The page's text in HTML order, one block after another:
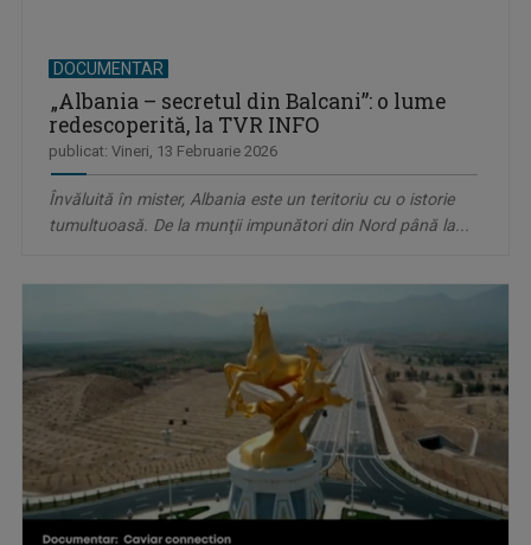
DOCUMENTAR
„Albania – secretul din Balcani”: o lume
redescoperită, la TVR INFO
publicat: Vineri, 13 Februarie 2026
Învăluită în mister, Albania este un teritoriu cu o istorie
tumultuoasă. De la munţii impunători din Nord până la...